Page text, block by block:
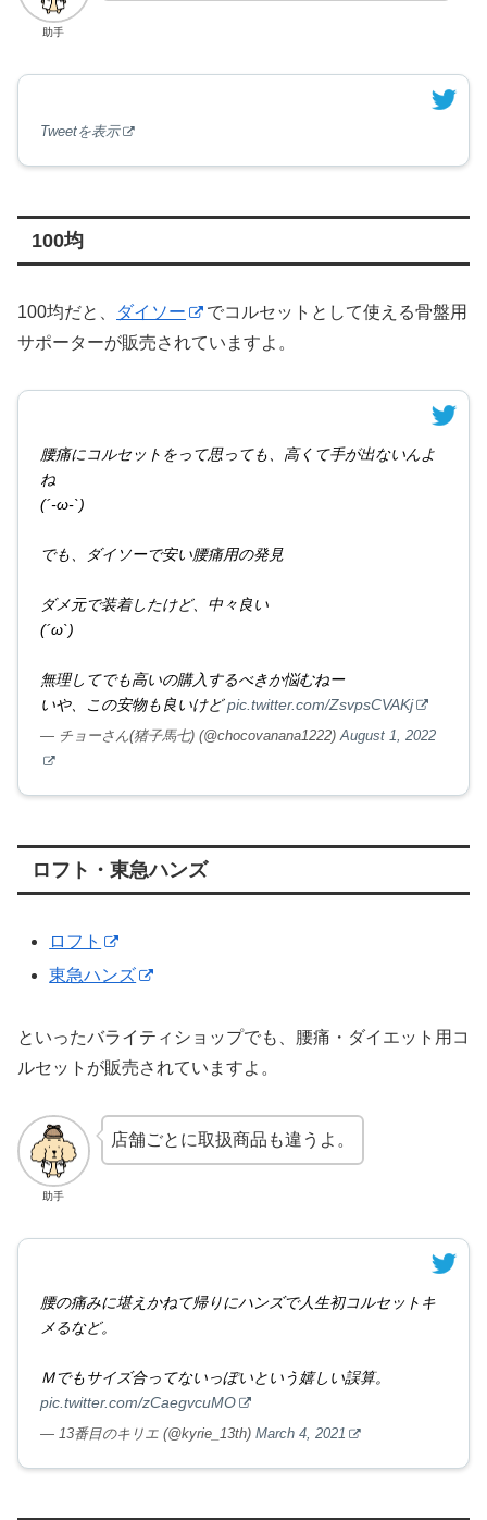
助手
Tweetを表示
100均
100均だと、 ダイソー
でコルセットとして使える骨盤用
サポーターが販売されていますよ。
腰痛にコルセットをって思っても、高くて手が出ないんよ
ね
(´-ω-`)
でも、ダイソーで安い腰痛用の発見
ダメ元で装着したけど、中々良い
(´ω`)
無理してでも高いの購入するべきか悩むねー
いや、この安物も良いけどpic.twitter.com/ZsvpsCVAKj
— チョーさん(猪子馬七) (@chocovanana1222) August 1, 2022
ロフト・東急ハンズ
ロフト
東急ハンズ
といったバライティショップでも、腰痛・ダイエット用コ
ルセットが販売されていますよ。
助手
店舗ごとに取扱商品も違うよ。
腰の痛みに堪えかねて帰りにハンズで人生初コルセットキ
メるなど。
Ｍでもサイズ合ってないっぽいという嬉しい誤算。
pic.twitter.com/zCaegvcuMO
— 13番目のキリエ (@kyrie_13th) March 4, 2021